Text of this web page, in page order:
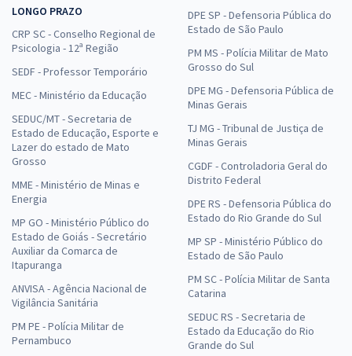
LONGO PRAZO
CRP SC - Conselho Regional de
Psicologia - 12ª Região
SEDF - Professor Temporário
MEC - Ministério da Educação
SEDUC/MT - Secretaria de
Estado de Educação, Esporte e
Lazer do estado de Mato
Grosso
MME - Ministério de Minas e
Energia
MP GO - Ministério Público do
Estado de Goiás - Secretário
Auxiliar da Comarca de
Itapuranga
ANVISA - Agência Nacional de
Vigilância Sanitária
PM PE - Polícia Militar de
Pernambuco
DPE SP - Defensoria Pública do
Estado de São Paulo
PM MS - Polícia Militar de Mato
Grosso do Sul
DPE MG - Defensoria Pública de
Minas Gerais
TJ MG - Tribunal de Justiça de
Minas Gerais
CGDF - Controladoria Geral do
Distrito Federal
DPE RS - Defensoria Pública do
Estado do Rio Grande do Sul
MP SP - Ministério Público do
Estado de São Paulo
PM SC - Polícia Militar de Santa
Catarina
SEDUC RS - Secretaria de
Estado da Educação do Rio
Grande do Sul